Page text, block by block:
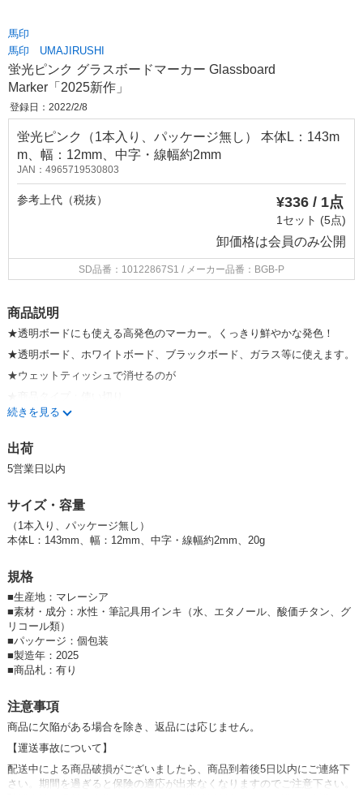
馬印
馬印 UMAJIRUSHI
蛍光ピンク グラスボードマーカー Glassboard
Marker「2025新作」
登録日：2022/2/8
蛍光ピンク（1本入り、パッケージ無し） 本体L：143m
m、幅：12mm、中字・線幅約2mm
JAN：4965719530803
参考上代（税抜） ¥336 / 1点
1セット (5点)
卸価格は会員のみ公開
SD品番：10122867S1 / メーカー品番：BGB-P
商品説明
★透明ボードにも使える高発色のマーカー。くっきり鮮やかな発色！
★透明ボード、ホワイトボード、ブラックボード、ガラス等に使えます。
★ウェットティッシュで消せるのが
★初めて使用する際に、上に向けた状態でペン先を1度押し込み空気抜き
?カチカチと音がするまでよく振ってください。
?筆記面に軽く数回押し、ペン先にインキを含ませてからご使用くださ
?発色が良い分、消去性が低いので、
用イレーザー でしっか
り消してください。
（ご注意：学校黒板や工事黒板への筆記には適しません。筆記跡が残る
場合があります。）
#マーカー
#鮮やか
#カラフル
#書き味
#メニューボード
メニュー看板
#木製黒板
続きを見る
出荷
5営業日以内
サイズ・容量
（1本入り、パッケージ無し）
本体L：143mm、幅：12mm、中字・線幅約2mm、20g
規格
■生産地：マレーシア
■素材・成分：水性・筆記具用インキ（水、エタノール、酸価チタン、グ
リコール類）
■パッケージ：個包装
■製造年：2025
■商品札：有り
注意事項
商品に欠陥がある場合を除き、返品には応じません。
【運送事故について】
配送中による商品破損がございましたら、商品到着後5日以内にご連絡下
さい。期間を過ぎると保険の適応が出来なくなりますのでご注意下さい。